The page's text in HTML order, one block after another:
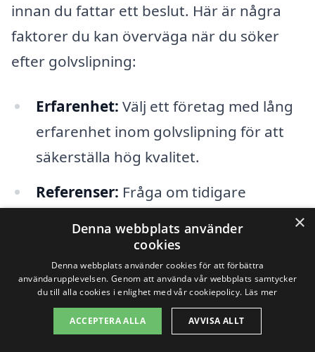
innan du fattar ett beslut. Här är några
faktorer du kan överväga när du söker
efter golvslipning:
Erfarenhet: Välj ett företag med lång
erfarenhet inom golvslipning för att
säkerställa hög kvalitet.
Referenser: Fråga om tidigare
Pris:Jämför priser från flera företag
för att få en uppfattning om
marknadens genomsnitt.
×
Denna webbplats använder
cookies
Denna webbplats använder cookies för att förbättra
användarupplevelsen. Genom att använda vår webbplats samtycker
du till alla cookies i enlighet med vår cookiepolicy. Läs mer
ACCEPTERA ALLA AVVISA ALLT